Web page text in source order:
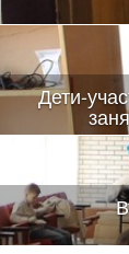
Дети-